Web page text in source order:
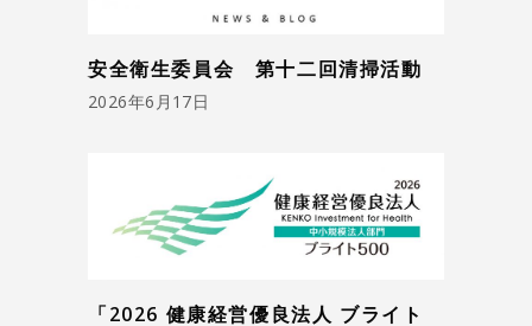
安全衛生委員会 第十二回清掃活動
2026年6月17日
「2026 健康経営優良法人 ブライト